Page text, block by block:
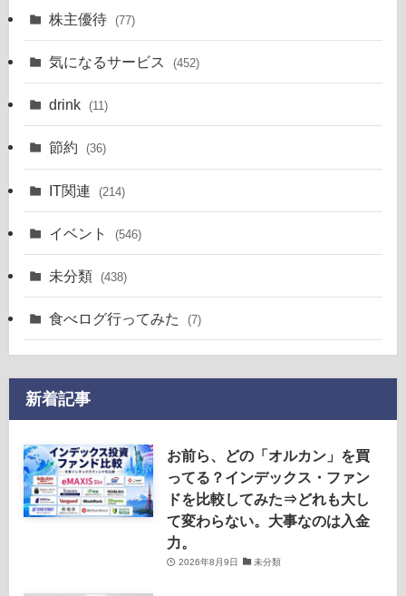
株主優待 (77)
気になるサービス (452)
drink (11)
節約 (36)
IT関連 (214)
イベント (546)
未分類 (438)
食べログ行ってみた (7)
新着記事
お前ら、どの「オルカン」を買
ってる？インデックス・ファン
ドを比較してみた⇒どれも大し
て変わらない。大事なのは入金
力。
2026年8月9日 未分類